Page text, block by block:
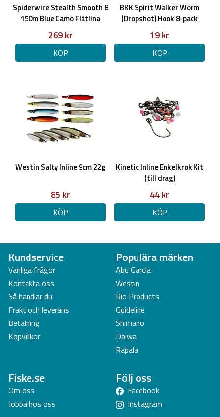
Spiderwire Stealth Smooth 8
150m Blue Camo Flätlina
269 kr
KÖP
BKK Spirit Walker Worm
(Dropshot) Hook 8-pack
19 kr
KÖP
Westin Salty Inline 9cm 22g
85 kr
KÖP
Kinetic Inline Enkelkrok Kit
(till drag)
44 kr
KÖP
Kundservice
Vanliga frågor
Kontakta oss
Så handlar du
Frakt och leverans
Betalning
Köpvillkor
Populära märken
Abu Garcia
Westin
Rio Products
Guideline
Shimano
Daiwa
Rapala
Fiske.se
Om oss
Jobba hos oss
Följ oss
Facebook
Instagram